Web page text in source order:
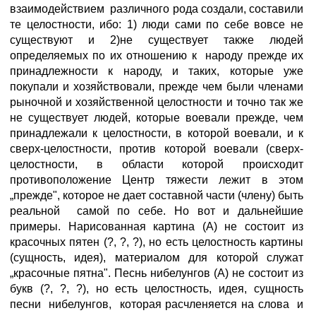
взаимодействием различного рода создали, составили
те целостности, ибо: 1) люди сами по себе вовсе не
существуют и 2)не существует также людей
определяемых по их отношению к народу прежде их
принадлежности к народу, и таких, которые уже
покупали и хозяйствовали, прежде чем были членами
рыночной и хозяйственной целостности и точно так же
не существует людей, которые воевали прежде, чем
принадлежали к целостности, в которой воевали, и к
сверх-целостности, против которой воевали (сверх-
целостности, в области которой происходит
противоположение Центр тяжести лежит в этом
„прежде", которое не дает составной части (члену) быть
реальной самой по себе. Но вот и дальнейшие
примеры. Нарисованная картина (А) не состоит из
красочных пятен (?, ?, ?), но есть целостность картины
(сущность, идея), материалом для которой служат
„красочные пятна". Песнь нибелунгов (А) не состоит из
букв (?, ?, ?), но есть целостность, идея, сущность
песни нибелунгов, которая расчленяется на слова и